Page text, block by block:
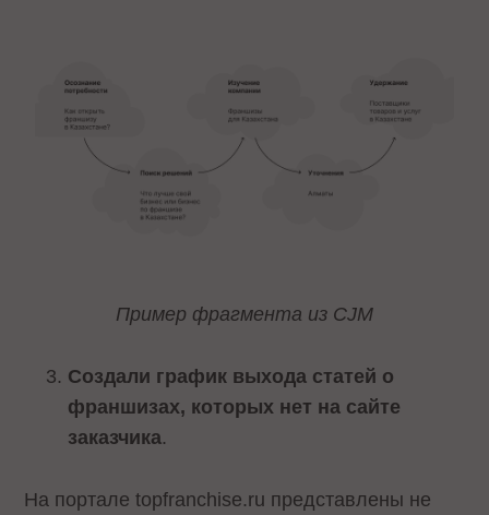
Пример фрагмента из CJM
Создали график выхода статей о
франшизах, которых нет на сайте
заказчика.
На портале topfranchise.ru представлены не